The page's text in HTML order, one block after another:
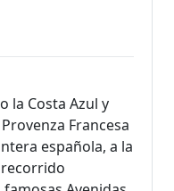
la Costa Azul y
Francesa
española, a la
recorrido